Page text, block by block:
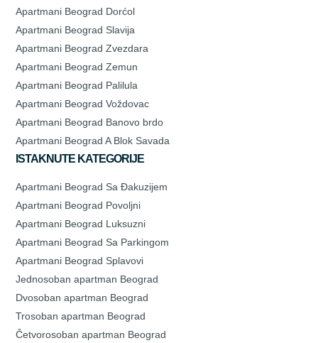
Apartmani Beograd Dorćol
Apartmani Beograd Slavija
Apartmani Beograd Zvezdara
Apartmani Beograd Zemun
Apartmani Beograd Palilula
Apartmani Beograd Voždovac
Apartmani Beograd Banovo brdo
Apartmani Beograd A Blok Savada
ISTAKNUTE KATEGORIJE
Apartmani Beograd Sa Đakuzijem
Apartmani Beograd Povoljni
Apartmani Beograd Luksuzni
Apartmani Beograd Sa Parkingom
Apartmani Beograd Splavovi
Jednosoban apartman Beograd
Dvosoban apartman Beograd
Trosoban apartman Beograd
Četvorosoban apartman Beograd